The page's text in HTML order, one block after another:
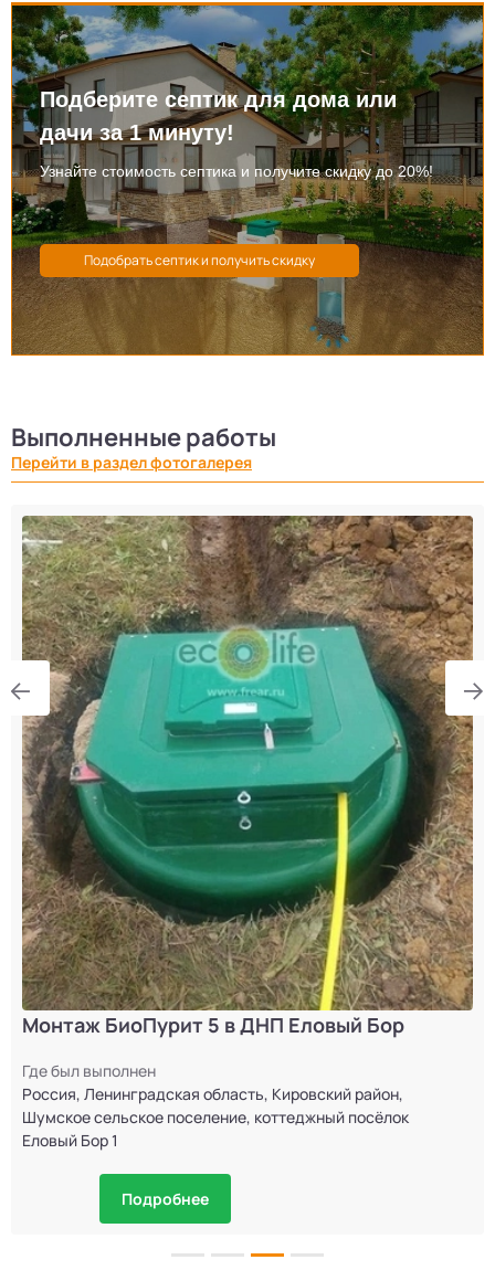
Подберите септик для дома или
дачи за 1 минуту!
Узнайте стоимость септика и получите скидку до 20%!
Выполненные работы
Перейти в раздел фотогалерея
Монтаж БиоПурит 5 в ДНП Еловый Бор
Где был выполнен
Россия, Ленинградская область, Кировский район,
Шумское сельское поселение, коттеджный посёлок
Еловый Бор 1
Подробнее